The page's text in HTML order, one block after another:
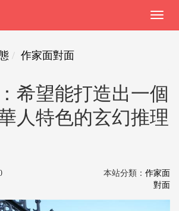
作家面對面
希望能打造出一個
人特色的玄幻推理
本站分類： 作家面
對面